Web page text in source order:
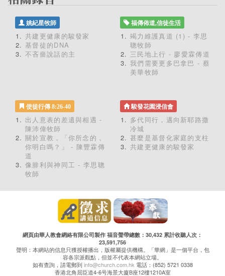
姚紀星牧師
共建更健康的駿發家
基督徒的DNA
不吝嗇說話的主
福傳佈道,信徒生活
竭力維護真道 (1) - 李思
聰牧師
三民地上行 - 廖愛霖傳道
我們需要更多巴拿巴 - 蔡
美華牧師
使徒行傳 8:26-40
出人意表的差遺與相遇 -
陳沛偉牧師
關於宣教，「你所念的，
你明白嗎？」 - 陳豐霖傳
道
像腓利與神同工 - 李思聰
牧師
駿發花園浸信會
多代同行，邁向新耶路撒
冷城
甚麼是基督化家庭的支柱
共建更健康的駿發家
網頁由華人教會網絡有限公司製作 福音聲帶總數：30,432 累計收聽人次：
23,591,756
聲明：本網站的信息只獲授權播出，版權屬提供機構。「華網」是一個平台，包
容各宗派觀點，但並不代表本網站立場。
如有查詢，請電郵到info@church.com.hk 電話：(852) 5721 0338
香港北角屈臣道4-6号海景大廈B座12樓1210A室